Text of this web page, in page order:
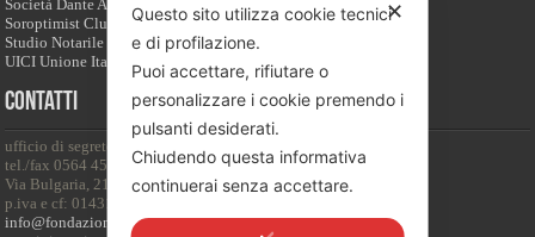
Società Dante Alighieri
Soroptimist Club Grosseto
Studio Notarile associato I N.O.T.A.I.
UICI Unione Italiana Ciechi - Grosseto
Contatti
ufficio di segreteria:
tel./fax 0564 453128
Via Bulgaria, 21 – 58100 Grosseto
p.iva e cf: 01431230539
info@fondazionegrossetocultura.it
✕
Questo sito utilizza cookie tecnici
e di profilazione.
Puoi accettare, rifiutare o
personalizzare i cookie premendo i
pulsanti desiderati.
Chiudendo questa informativa
continuerai senza accettare.